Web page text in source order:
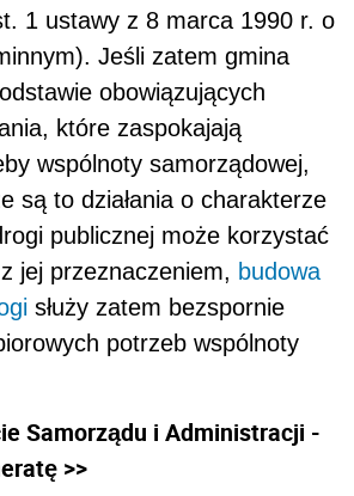
1 ustawy z 8 marca 1990 r. o
Jeśli zatem gmina
obowiązujących
które zaspokajają
wspólnoty samorządowej,
są to działania o charakterze
publicznej może korzystać
jej przeznaczeniem, budowa
służy zatem bezspornie
potrzeb wspólnoty
Samorządu i Administracji -
>>